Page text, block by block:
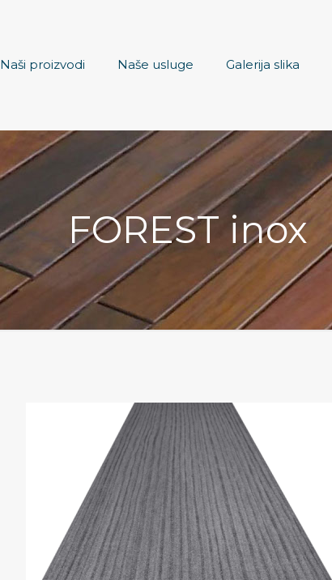
Naši proizvodi Naše usluge Galerija slika
FOREST inox